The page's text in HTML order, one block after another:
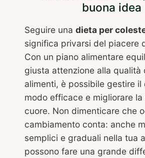
buona idea
Seguire una dieta per
significa privarsi del piacere
Con un piano alimentare
giusta attenzione alla qualità
alimenti, è possibile gestire il
modo efficace e migliorare la
cuore. Non dimenticare che
cambiamento conta: anche
semplici e graduali nella tua
possono fare una grande